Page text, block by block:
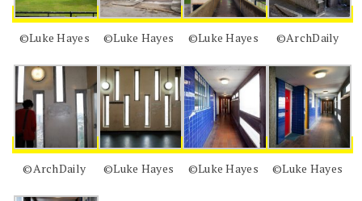
©Luke Hayes ©Luke Hayes ©Luke Hayes ©ArchDaily
©ArchDaily ©Luke Hayes ©Luke Hayes ©Luke Hayes